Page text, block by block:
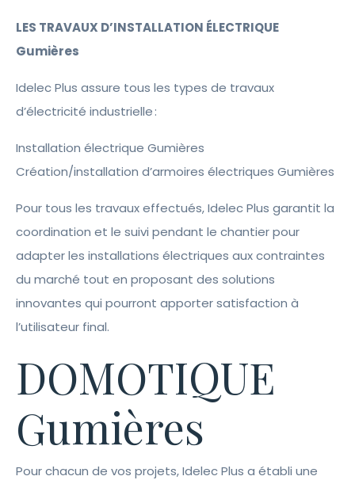
LES TRAVAUX D’INSTALLATION ÉLECTRIQUE
Gumières
Idelec Plus assure tous les types de travaux
d’électricité industrielle :
Installation électrique Gumières
Création/installation d’armoires électriques Gumières
Pour tous les travaux effectués, Idelec Plus garantit la
coordination et le suivi pendant le chantier pour
adapter les installations électriques aux contraintes
du marché tout en proposant des solutions
innovantes qui pourront apporter satisfaction à
l’utilisateur final.
DOMOTIQUE
Gumières
Pour chacun de vos projets, Idelec Plus a établi une